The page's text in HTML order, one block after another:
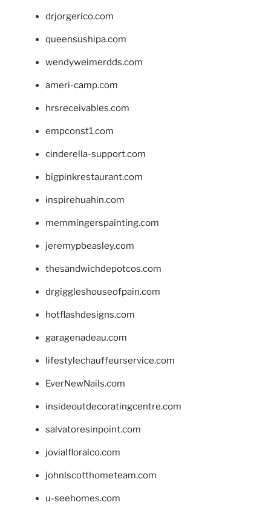
drjorgerico.com
queensushipa.com
wendyweimerdds.com
ameri-camp.com
hrsreceivables.com
empconst1.com
cinderella-support.com
bigpinkrestaurant.com
inspirehuahin.com
memmingerspainting.com
jeremypbeasley.com
thesandwichdepotcos.com
drgiggleshouseofpain.com
hotflashdesigns.com
garagenadeau.com
lifestylechauffeurservice.com
EverNewNails.com
insideoutdecoratingcentre.com
salvatoresinpoint.com
jovialfloralco.com
johnlscotthometeam.com
u-seehomes.com